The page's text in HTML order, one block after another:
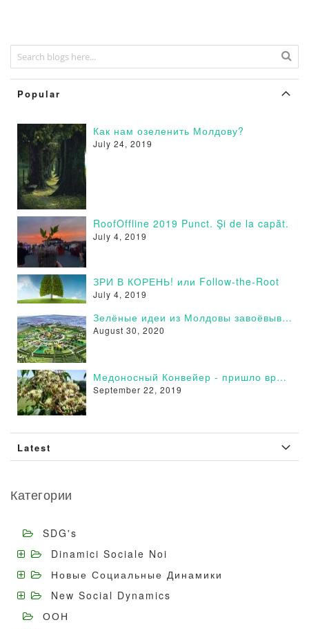
Popular
Как нам озеленить Молдову?
July 24, 2019
RoofOffline 2019 Punct. Şi de la capăt.
July 4, 2019
ЗРИ В КОРЕНЬ! или Follow-the-Root
July 4, 2019
Зелёные идеи из Молдовы завоёвывают сторонников в России - Поддержи и Ты!
August 30, 2020
Медоносный Конвейер - пришло время действовать
September 22, 2019
Latest
Категории
SDG's
Dinamici Sociale Noi
Новые Социальные Динамики
New Social Dynamics
ООН